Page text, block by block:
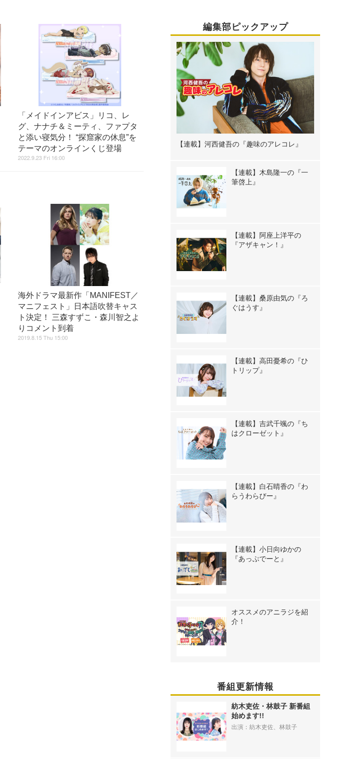
「メイドインアビス」リコ、レ
グ、ナナチ＆ミーティ、ファプタ
と添い寝気分！ “探窟家の休息”を
テーマのオンラインくじ登場
2022.9.23 Fri 16:00
海外ドラマ最新作「MANIFEST／
マニフェスト」日本語吹替キャス
ト決定！ 三森すずこ・森川智之よ
りコメント到着
2019.8.15 Thu 15:00
編集部ピックアップ
【連載】河西健吾の『趣味のアレコレ』
【連載】木島隆一の『一
筆啓上』
【連載】阿座上洋平の
『アザキャン！』
【連載】桑原由気の『ろ
ぐはうす』
【連載】高田憂希の『ひ
トリップ』
【連載】吉武千颯の『ち
はクローゼット』
【連載】白石晴香の『わ
らうわらびー』
【連載】小日向ゆかの
『あっぷでーと』
オススメのアニラジを紹
介！
番組更新情報
紡木吏佐・林鼓子 新番組
始めます!!
出演：紡木吏佐、林鼓子